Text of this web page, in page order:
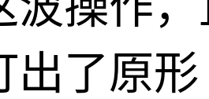
出了原形